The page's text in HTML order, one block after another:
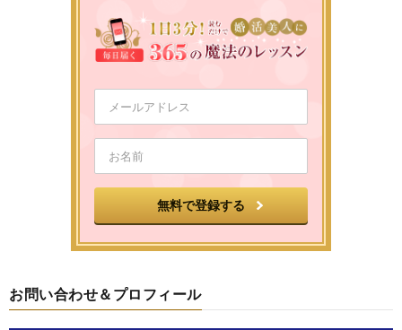
お問い合わせ＆プロフィール